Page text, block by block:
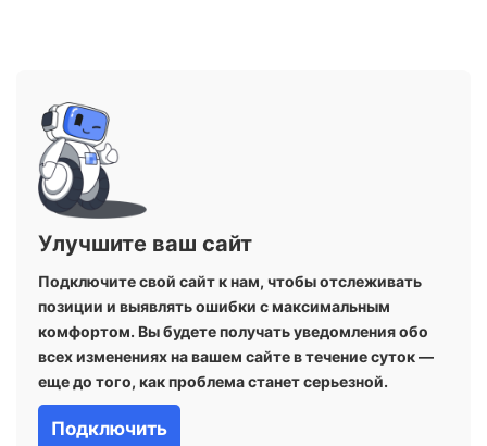
Улучшите ваш сайт
Подключите свой сайт к нам, чтобы отслеживать
позиции и выявлять ошибки с максимальным
комфортом. Вы будете получать уведомления обо
всех изменениях на вашем сайте в течение суток —
еще до того, как проблема станет серьезной.
Подключить